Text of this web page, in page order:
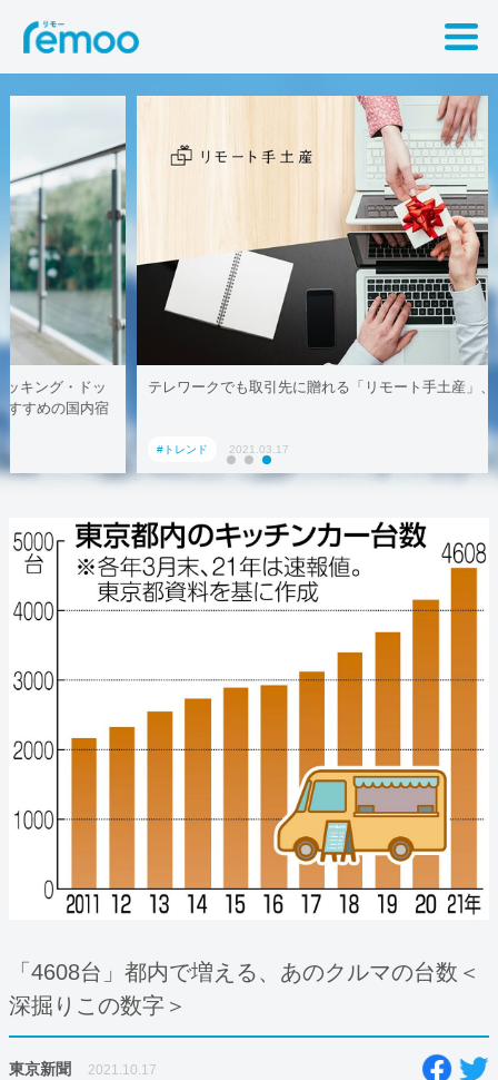
テレワークでも取引先に贈れる「リモート手土産」、AoyamaLab
2021.03.17
「4608台」都内で増える、あのクルマの台数＜
深掘りこの数字＞
東京新聞 2021.10.17